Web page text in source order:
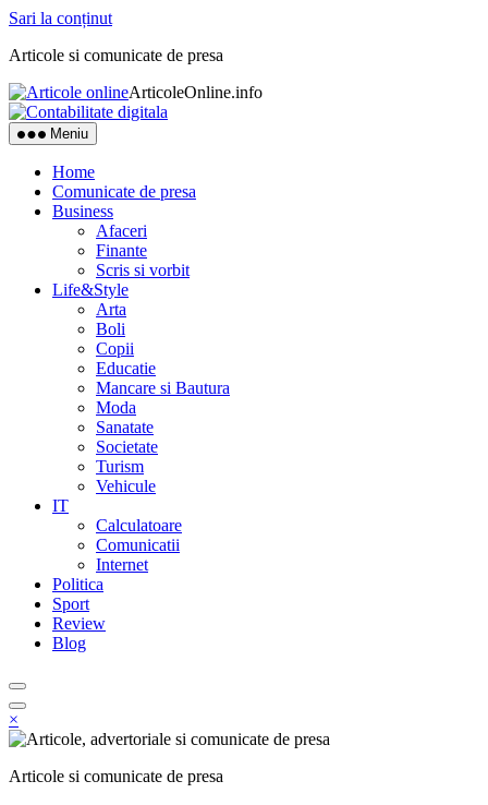
Sari la conținut
Articole si comunicate de presa
ArticoleOnline.info
Meniu
Home
Comunicate de presa
Business
Afaceri
Finante
Scris si vorbit
Life&Style
Arta
Boli
Copii
Educatie
Mancare si Bautura
Moda
Sanatate
Societate
Turism
Vehicule
IT
Calculatoare
Comunicatii
Internet
Politica
Sport
Review
Blog
×
Articole si comunicate de presa